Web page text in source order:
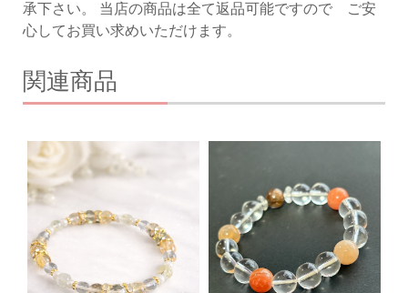
承下さい。 当店の商品は全て返品可能ですので ご安
心してお買い求めいただけます。
関連商品